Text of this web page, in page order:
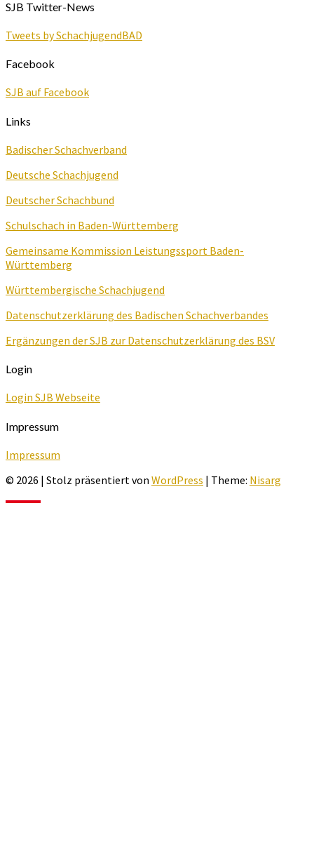
SJB Twitter-News
Tweets by SchachjugendBAD
Facebook
SJB auf Facebook
Links
Badischer Schachverband
Deutsche Schachjugend
Deutscher Schachbund
Schulschach in Baden-Württemberg
Gemeinsame Kommission Leistungssport Baden-
Württemberg
Württembergische Schachjugend
Datenschutzerklärung des Badischen Schachverbandes
Ergänzungen der SJB zur Datenschutzerklärung des BSV
Login
Login SJB Webseite
Impressum
Impressum
© 2026 | Stolz präsentiert von WordPress | Theme: Nisarg